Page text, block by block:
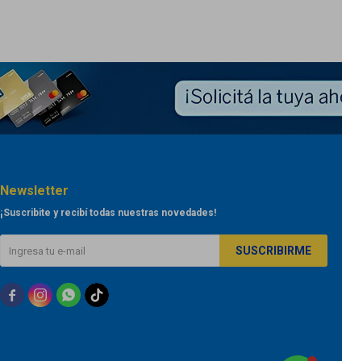
Newsletter
¡Suscribite y recibí todas nuestras novedades!
SUSCRIBIRME
  